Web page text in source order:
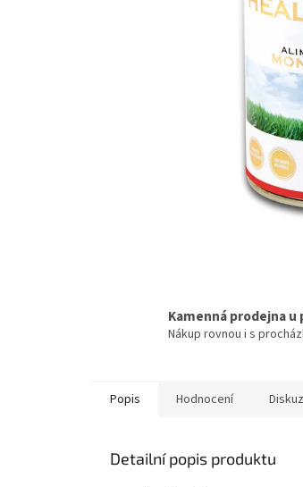
Kamenná prodejna u
Nákup rovnou i s
Popis Hodnocení
Detailní popis produktu